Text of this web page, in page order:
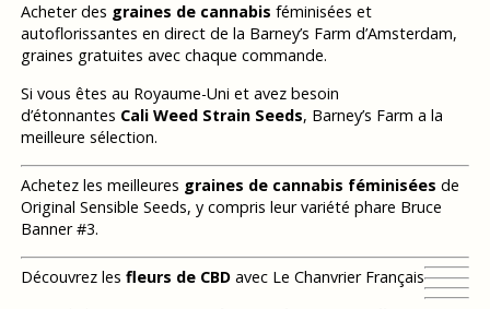
Acheter des graines de cannabis féminisées et
autoflorissantes en direct de la Barney’s Farm d’Amsterdam,
graines gratuites avec chaque commande.
Si vous êtes au Royaume-Uni et avez besoin
d’étonnantes Cali Weed Strain Seeds, Barney’s Farm a la
meilleure sélection.
Achetez les meilleures graines de cannabis féminisées de
Original Sensible Seeds, y compris leur variété phare Bruce
Banner #3.
Découvrez les fleurs de CBDavec Le Chanvrier Français